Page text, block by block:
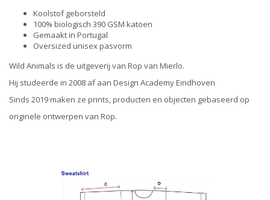
Koolstof geborsteld
100% biologisch 390 GSM katoen
Gemaakt in Portugal
Oversized unisex pasvorm
Wild Animals is de uitgeverij van Rop van Mierlo.
Hij studeerde in 2008 af aan Design Academy Eindhoven
Sinds 2019 maken ze prints, producten en objecten gebaseerd op
originele ontwerpen van Rop.